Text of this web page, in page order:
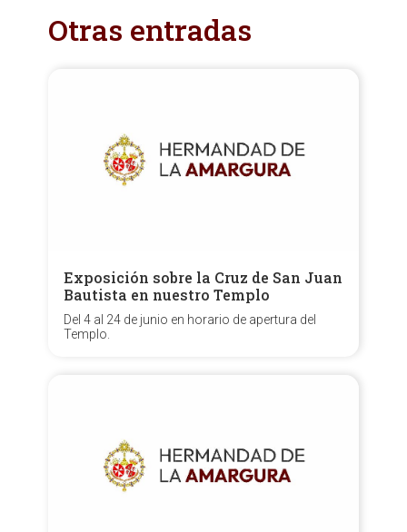
Otras entradas
Exposición sobre la Cruz de San Juan
Bautista en nuestro Templo
Del 4 al 24 de junio en horario de apertura del
Templo.